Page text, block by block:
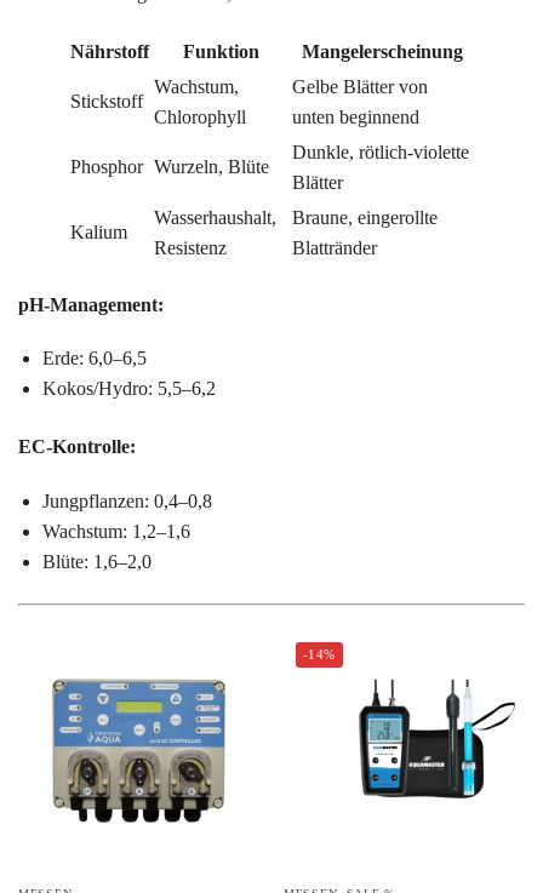
Nährstoff Funktion Mangelerscheinung
Stickstoff
Wachstum,
Chlorophyll
Gelbe Blätter von
unten beginnend
Phosphor Wurzeln, Blüte
Dunkle, rötlich-violette
Blätter
Kalium
Wasserhaushalt,
Resistenz
Braune, eingerollte
Blattränder
pH-Management:
Erde: 6,0–6,5
Kokos/Hydro: 5,5–6,2
EC-Kontrolle:
Jungpflanzen: 0,4–0,8
Wachstum: 1,2–1,6
Blüte: 1,6–2,0
-14%